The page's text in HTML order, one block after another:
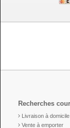
Recherches
Livraison à domicile
Vente à emporter